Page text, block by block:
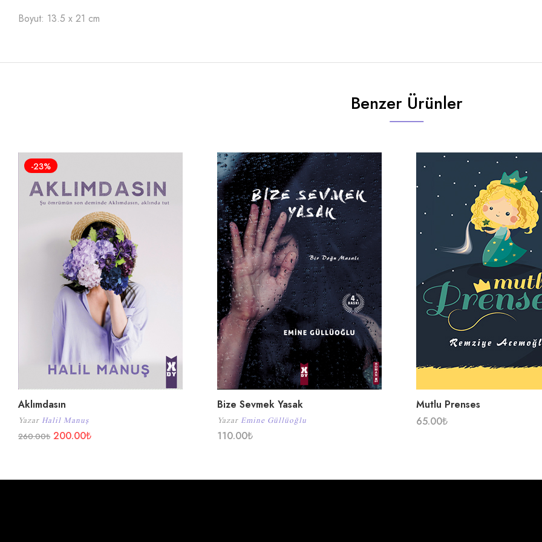
Boyut: 13.5 x 21 cm
Benzer Ürünler
-23%
Aklımdasın
Yazar Halil Manuş
260.00₺ 200.00₺
Bize Sevmek Yasak
Yazar Emine Güllüoğlu
110.00₺
Mutlu Prenses
65.00₺